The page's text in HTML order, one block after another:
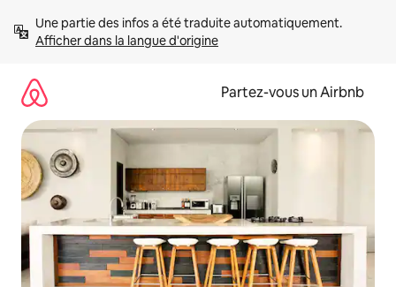
directement
Afficher dans la langue d'origine
Partez-vous un Airbnb